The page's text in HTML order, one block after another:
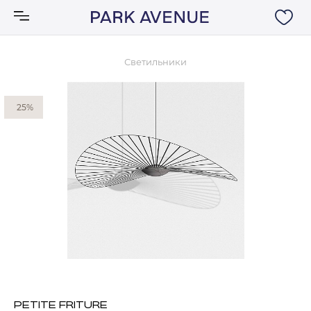
Мебель
Светильники
25%
PETITE FRITURE